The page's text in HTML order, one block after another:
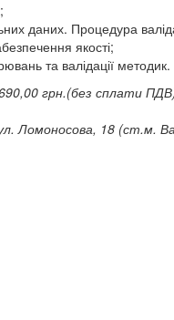
даних. Процедура
якості;
та валідації
грн.(без сплати
Ломоносова, 18 (ст.м.